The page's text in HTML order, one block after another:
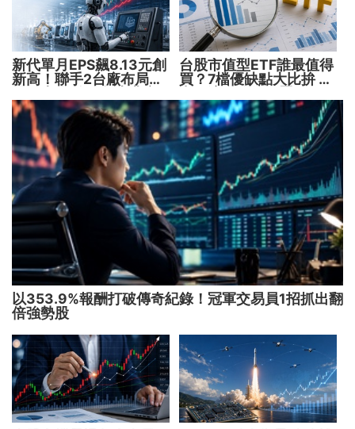
新代單月EPS飆8.13元創
新高！聯手2台廠布局機
機
台股市值型ETF誰最值得
買？7檔優缺點大比拚 找
以353.9%報酬打破傳奇紀錄！冠軍交易員1招抓出翻
倍強勢股